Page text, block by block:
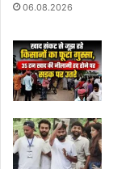
06.08.2026